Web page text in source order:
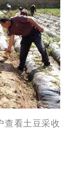
查看土豆采收